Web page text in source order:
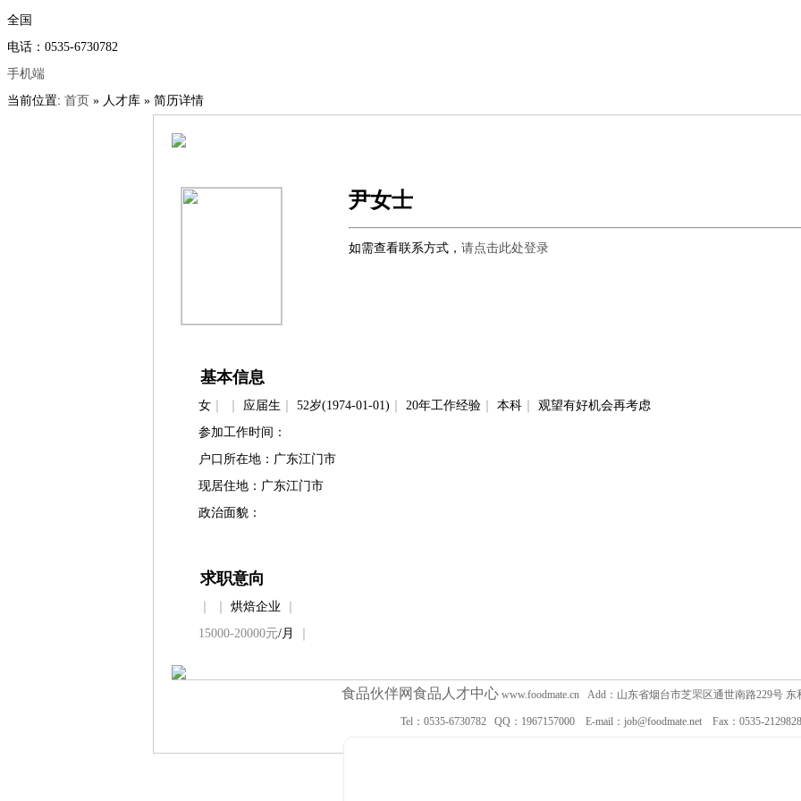
全国
电话：0535-6730782
手机端
当前位置: 首页 » 人才库 » 简历详情
尹女士
如需查看联系方式， 请点击此处登录
基本信息
女 应届生 52岁(1974-01-01) 20年工作经验 本科
观望有好机会再考虑
参加工作时间：
户口所在地：广东江门市
现居住地：广东江门市
政治面貌：
求职意向
烘焙企业
15000-20000元/月
食品伙伴网食品人才中心www.foodmate.cn Add：山东省烟台市芝罘区通世南路229号 东
Tel：0535-6730782 QQ：1967157000 E-mail：job@foodmate.net Fax：0535-2129828